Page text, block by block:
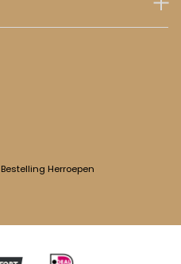
Bestelling Herroepen